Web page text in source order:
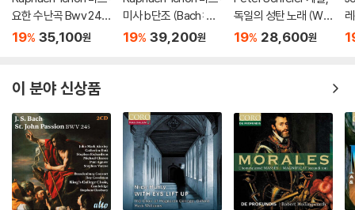
요한 수난곡 Bwv 245
(Bach: Johannes-P
19% 35,100원
미사 b단조 (Bach: Ma
ss in b minor, BWV 2
19% 39,200원
독일의 성탄 노래 (Wei
hnachtsmusik Im Alt
19% 28,600원
이 분야 신상품